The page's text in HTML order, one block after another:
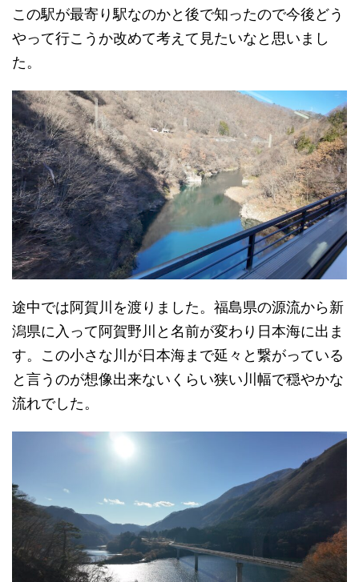
この駅が最寄り駅なのかと後で知ったので今後どう
やって行こうか改めて考えて見たいなと思いまし
た。
途中では阿賀川を渡りました。福島県の源流から新
潟県に入って阿賀野川と名前が変わり日本海に出ま
す。この小さな川が日本海まで延々と繋がっている
と言うのが想像出来ないくらい狭い川幅で穏やかな
流れでした。